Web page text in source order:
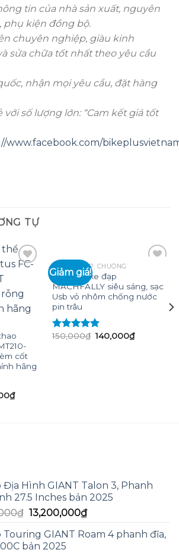
tin của nhà sản xuất, nguyên
phụ kiện đồng bộ.
chuyên nghiệp, giàu kinh
sửa chữa tốt nhất theo yêu cầu
nhận mọi yêu cầu, đặt hàng
với số lượng lớn: “Cam kết giá tốt
www.facebook.com/
TỰ
Add to
wishlist
cốt
hãng
₫Giá
hiện
Giảm giá!
Add to
wishlist
ĐÈN XE ĐẠP, CHUÔNG
Đèn pha xe đạp
MACHFALLY siêu sáng, sạc
Usb vỏ nhôm chống nước
pin trâu
Được xếp
150,000₫ Giá
140,000₫Giá
hiện
Địa Hình GIANT Talon 3, Phanh
27.5 Inches bản 2025
₫ Giá
là:
13,590,000₫.
13,200,000₫Giá
tại
Touring GIANT Roam 4 phanh đĩa,
bản 2025